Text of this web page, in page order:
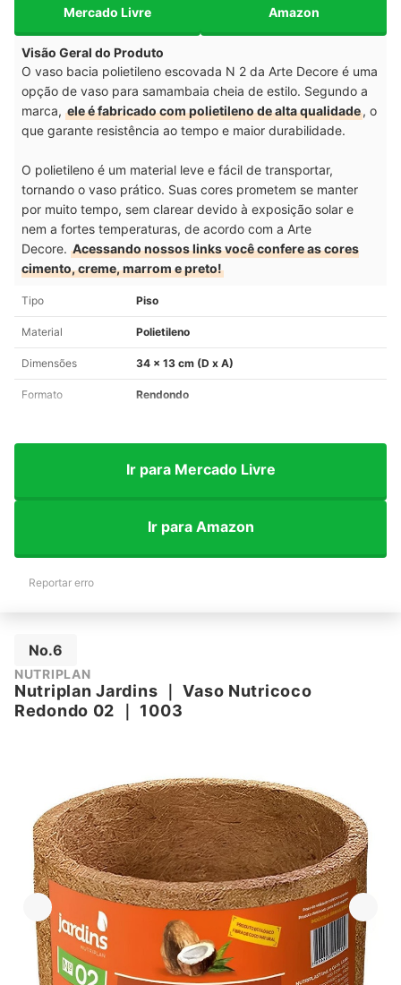
Mercado Livre Amazon
Visão Geral do Produto
O vaso bacia polietileno escovada N 2 da Arte Decore é uma
opção de vaso para samambaia cheia de estilo. Segundo a
marca, ele é fabricado com polietileno de alta qualidade, o
que garante resistência ao tempo e maior durabilidade.
O polietileno é um material leve e fácil de transportar,
tornando o vaso prático. Suas cores prometem se manter
por muito tempo, sem clarear devido à exposição solar e
nem a fortes temperaturas, de acordo com a Arte
Decore. Acessando nossos links você confere as cores
cimento, creme, marrom e preto!
Tipo Piso
Material Polietileno
Dimensões 34 x 13 cm (D x A)
Formato Rendondo
Ir para Mercado Livre
Ir para Amazon
Reportar erro
No.6
NUTRIPLAN
Nutriplan Jardins ｜Vaso Nutricoco
Redondo 02 ｜ 1003